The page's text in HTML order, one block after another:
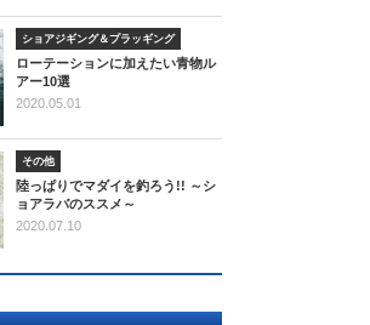
ショアジギング＆プラッギング
ローテーションに加えたい青物ル
アー10選
2020.05.01
その他
陸っぱりでマダイを釣ろう!! ～シ
ョアラバのススメ～
2020.07.10